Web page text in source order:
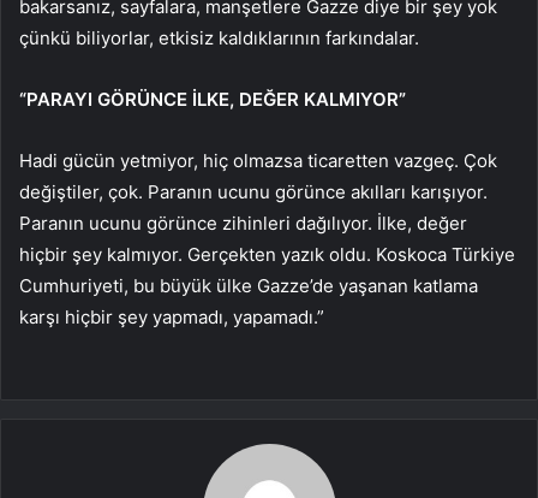
bakarsanız, sayfalara, manşetlere Gazze diye bir şey yok
çünkü biliyorlar, etkisiz kaldıklarının farkındalar.
“PARAYI GÖRÜNCE İLKE, DEĞER KALMIYOR”
Hadi gücün yetmiyor, hiç olmazsa ticaretten vazgeç. Çok
değiştiler, çok. Paranın ucunu görünce akılları karışıyor.
Paranın ucunu görünce zihinleri dağılıyor. İlke, değer
hiçbir şey kalmıyor. Gerçekten yazık oldu. Koskoca Türkiye
Cumhuriyeti, bu büyük ülke Gazze’de yaşanan katlama
karşı hiçbir şey yapmadı, yapamadı.”